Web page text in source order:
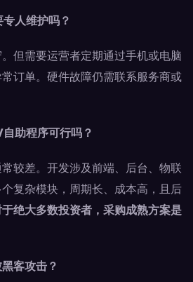
人维护吗？
但需要运营者定期通过手机或电脑
订单。硬件故障仍需联系服务商或
助程序可行吗？
较差。开发涉及前端、后台、物联
复杂模块，周期长、成本高，且后
绝大多数投资者，采购成熟方案是
客攻击？